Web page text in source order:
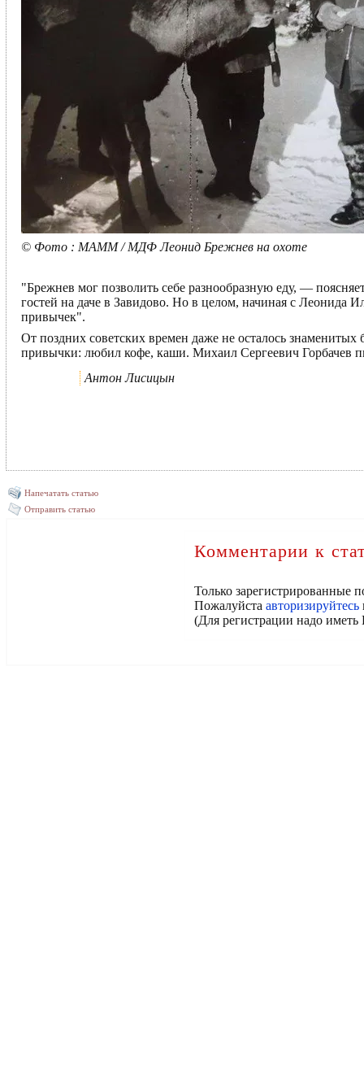
© Фото : МАММ / МДФ Леонид Брежнев на охоте
"Брежнев мог позволить себе разнообразную еду, —
гостей на даче в Завидово. Но в целом, начиная с Леонида
привычек".
От поздних советских времен даже не осталось
привычки: любил кофе, каши. Михаил Сергеевич Горбачев
Антон Лисицын
Напечатать статью
Отправить статью
Комментарии к
Только зарегистрированные
Пожалуйста авторизируйтесь
(Для регистрации надо